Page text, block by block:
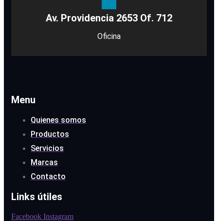
Av. Providencia 2653 Of. 712
Oficina
Menu
Quienes somos
Productos
Servicios
Marcas
Contacto
Links útiles
Facebook Instagram